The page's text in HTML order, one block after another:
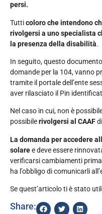
persi.
Tutticoloro che intendono
rivolgersi a uno specialista
la presenza della disabilità.
In seguito, questo
domande per la 104, vanno
tramite il portale dell’ente
aver rilasciato il Pin
Nel caso in cui, non è
possibilerivolgersi al CAAF
La domanda per accedere
solaree deve essere
verificarsi cambiamenti
ha l’obbligo di comunicarli
Se quest’articolo ti è stato
Share: